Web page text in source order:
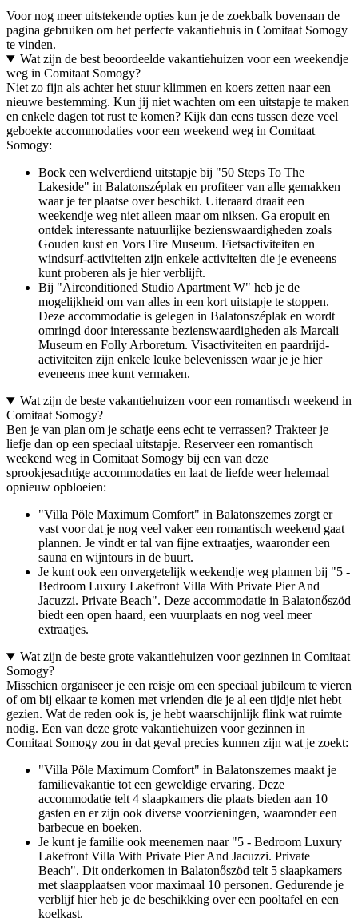
Voor nog meer uitstekende opties kun je de zoekbalk bovenaan de
pagina gebruiken om het perfecte vakantiehuis in Comitaat Somogy
te vinden.
Wat zijn de best beoordeelde vakantiehuizen voor een weekendje
weg in Comitaat Somogy?
Niet zo fijn als achter het stuur klimmen en koers zetten naar een
nieuwe bestemming. Kun jij niet wachten om een uitstapje te maken
en enkele dagen tot rust te komen? Kijk dan eens tussen deze veel
geboekte accommodaties voor een weekend weg in Comitaat
Somogy:
Boek een welverdiend uitstapje bij "50 Steps To The
Lakeside" in Balatonszéplak en profiteer van alle gemakken
waar je ter plaatse over beschikt. Uiteraard draait een
weekendje weg niet alleen maar om niksen. Ga eropuit en
ontdek interessante natuurlijke bezienswaardigheden zoals
Gouden kust en Vors Fire Museum. Fietsactiviteiten en
windsurf-activiteiten zijn enkele activiteiten die je eveneens
kunt proberen als je hier verblijft.
Bij "Airconditioned Studio Apartment W" heb je de
mogelijkheid om van alles in een kort uitstapje te stoppen.
Deze accommodatie is gelegen in Balatonszéplak en wordt
omringd door interessante bezienswaardigheden als Marcali
Museum en Folly Arboretum. Visactiviteiten en paardrijd-
activiteiten zijn enkele leuke belevenissen waar je je hier
eveneens mee kunt vermaken.
Wat zijn de beste vakantiehuizen voor een romantisch weekend in
Comitaat Somogy?
Ben je van plan om je schatje eens echt te verrassen? Trakteer je
liefje dan op een speciaal uitstapje. Reserveer een romantisch
weekend weg in Comitaat Somogy bij een van deze
sprookjesachtige accommodaties en laat de liefde weer helemaal
opnieuw opbloeien:
"Villa Pöle Maximum Comfort" in Balatonszemes zorgt er
vast voor dat je nog veel vaker een romantisch weekend gaat
plannen. Je vindt er tal van fijne extraatjes, waaronder een
sauna en wijntours in de buurt.
Je kunt ook een onvergetelijk weekendje weg plannen bij "5 -
Bedroom Luxury Lakefront Villa With Private Pier And
Jacuzzi. Private Beach". Deze accommodatie in Balatonőszöd
biedt een open haard, een vuurplaats en nog veel meer
extraatjes.
Wat zijn de beste grote vakantiehuizen voor gezinnen in Comitaat
Somogy?
Misschien organiseer je een reisje om een speciaal jubileum te vieren
of om bij elkaar te komen met vrienden die je al een tijdje niet hebt
gezien. Wat de reden ook is, je hebt waarschijnlijk flink wat ruimte
nodig. Een van deze grote vakantiehuizen voor gezinnen in
Comitaat Somogy zou in dat geval precies kunnen zijn wat je zoekt:
"Villa Pöle Maximum Comfort" in Balatonszemes maakt je
familievakantie tot een geweldige ervaring. Deze
accommodatie telt 4 slaapkamers die plaats bieden aan 10
gasten en er zijn ook diverse voorzieningen, waaronder een
barbecue en boeken.
Je kunt je familie ook meenemen naar "5 - Bedroom Luxury
Lakefront Villa With Private Pier And Jacuzzi. Private
Beach". Dit onderkomen in Balatonőszöd telt 5 slaapkamers
met slaapplaatsen voor maximaal 10 personen. Gedurende je
verblijf hier heb je de beschikking over een pooltafel en een
koelkast.